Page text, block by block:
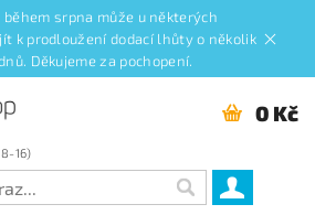
srpna může u některých
k prodloužení dodací lhůty o několik
Děkujeme za pochopení.
0 Kč